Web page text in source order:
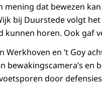
mening dat bewezen
bij Duurstede volgt
kunnen horen. Ook
en ’t Goy
bewakingscamera’s
door